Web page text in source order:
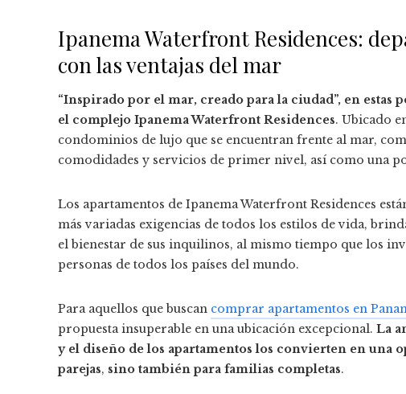
Ipanema Waterfront Residences:
con las ventajas del mar
“Inspirado por el mar, creado para la ciudad”, en estas
el complejo Ipanema Waterfront Residences. Ubicado
condominios de lujo que se encuentran frente al mar,
comodidades y servicios de primer nivel, así como una
Los apartamentos de Ipanema Waterfront Residences
más variadas exigencias de todos los estilos de vida,
el bienestar de sus inquilinos, al mismo tiempo que los
personas de todos los países del mundo.
Para aquellos que buscan comprar apartamentos en
propuesta insuperable en una ubicación excepcional. La
y el diseño de los apartamentos los convierten en una
parejas, sino también para familias completas.